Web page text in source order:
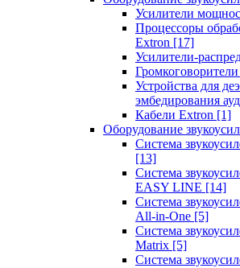
Усилители
Процессоры
Extron [17]
Усилители-
Устройства для
эмбедирования
Кабели Extron [1]
Оборудование
Система
[13]
Система
EASY LINE [14]
Система
All-in-One [5]
Система
Matrix [5]
Система